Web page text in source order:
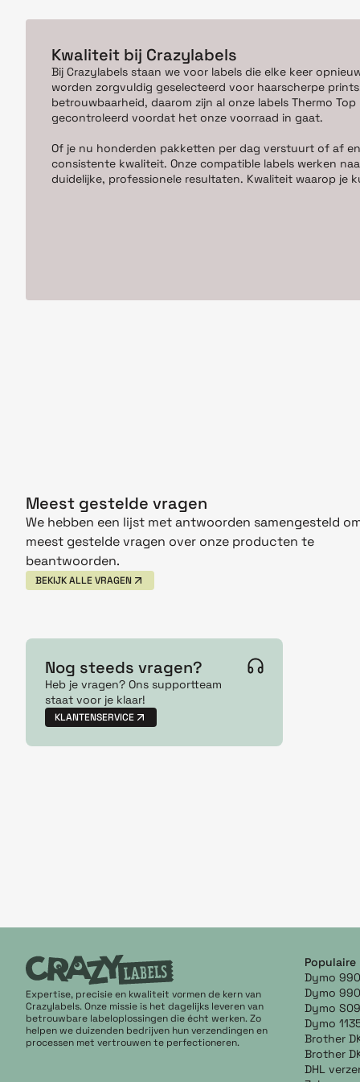
Kwaliteit bij Crazylabels
Bij Crazylabels staan we voor labels die elke keer
worden zorgvuldig geselecteerd voor haarscherpe
betrouwbaarheid, daarom zijn al onze labels Thermo
gecontroleerd voordat het onze voorraad in gaat.
Of je nu honderden pakketten per dag verstuurt of af
consistente kwaliteit. Onze compatible labels werken
duidelijke, professionele resultaten. Kwaliteit waarop je
Meest gestelde vragen
We hebben een lijst met antwoorden samengesteld
meest gestelde vragen over onze producten te
beantwoorden.
BEKIJK ALLE VRAGEN
Nog steeds vragen?
Heb je vragen? Ons supportteam
staat voor je klaar!
KLANTENSERVICE
Expertise, precisie en kwaliteit vormen de kern van
Crazylabels. Onze missie is het dagelijks leveren van
betrouwbare labeloplossingen die écht werken. Zo
helpen we duizenden bedrijven hun verzendingen en
processen met vertrouwen te perfectioneren.
Dymo
Dymo
Dymo
Dymo
Brother
Brother
DHL